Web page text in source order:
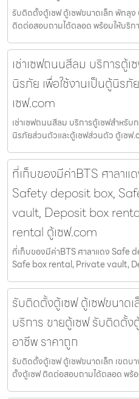
รับติดตั้งตู้เซฟ ตู้เซฟขนาดเล็ก พัทลุ
ติดต่อสอบถามได้ตลอด พร้อมให้บริก
เช่าเซฟถนนสีลม บริการตู้เ
นิรภัย เพื่อใช้งานเป็นตู้นิร
เซฟ.com
เช่าเซฟถนนสีลม บริการตู้เซฟสำหรับ
นิรภัยส่วนตัวและตู้เซฟส่วนตัว ตู้เซฟ
ที่เก็บของมีค่าBTS ศาลา
Safety deposit box,
vault, Deposit box
rental ตู้เซฟ.com
ที่เก็บของมีค่าBTS ศาลาแดง
Safe box rental, Private vault,
รับติดตั้งตู้เซฟ ตู้เซฟขนาด
บริการ ขายตู้เซฟ รับติดตั้
อาชีพ ราคาถูก
รับติดตั้งตู้เซฟ ตู้เซฟขนาดเล็ก เขตบ
ตั้งตู้เซฟ ติดต่อสอบถามได้ตลอด พร้อ